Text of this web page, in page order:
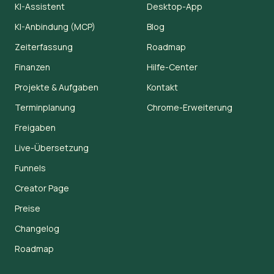
KI-Assistent
KI-Anbindung (MCP)
Zeiterfassung
Finanzen
Projekte & Aufgaben
Terminplanung
Freigaben
Live-Übersetzung
Funnels
Creator Page
Preise
Changelog
Roadmap
Desktop-App
Blog
Roadmap
Hilfe-Center
Kontakt
Chrome-Erweiterung